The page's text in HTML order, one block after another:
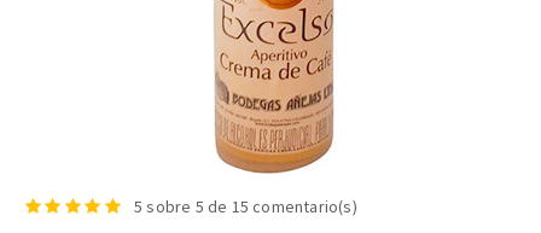
5 sobre 5 de 15 comentario(s)